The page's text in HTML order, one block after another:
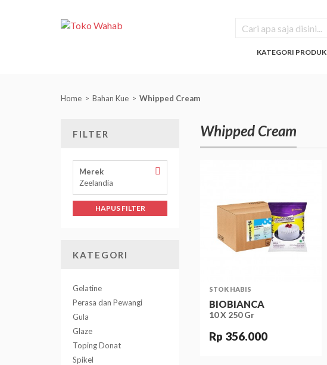
KATEGORI PRODUK
Home Bahan Kue Whipped Cream
FILTER
Merek
Zeelandia
HAPUS FILTER
KATEGORI
Gelatine
Perasa dan Pewangi
Gula
Glaze
Toping Donat
Spikel
Whipped Cream
STOK HABIS
BIOBIANCA
10 X 250 Gr
Rp 356.000